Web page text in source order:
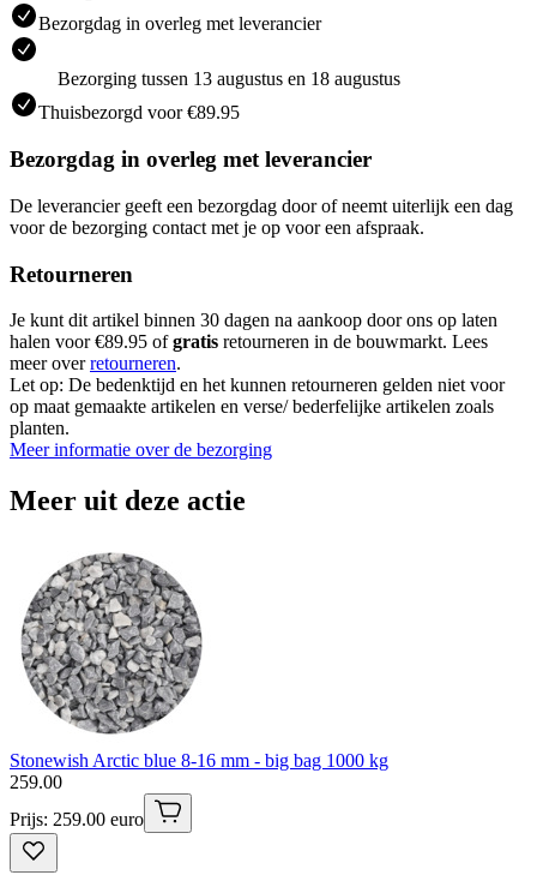
Bezorgdag in overleg met leverancier
Bezorging tussen 13 augustus en 18 augustus
Thuisbezorgd voor €89.95
Bezorgdag in overleg met leverancier
De leverancier geeft een bezorgdag door of neemt uiterlijk een dag
voor de bezorging contact met je op voor een afspraak.
Retourneren
Je kunt dit artikel binnen 30 dagen na aankoop door ons op laten
halen voor €89.95 ofgratis retourneren in de bouwmarkt. Lees
meer overretourneren.
Let op: De bedenktijd en het kunnen retourneren gelden niet voor
op maat gemaakte artikelen en verse/ bederfelijke artikelen zoals
planten.
Meer informatie over de bezorging
Meer uit deze actie
Stonewish Arctic blue 8-16 mm - big bag 1000 kg
259.00
Prijs: 259.00 euro